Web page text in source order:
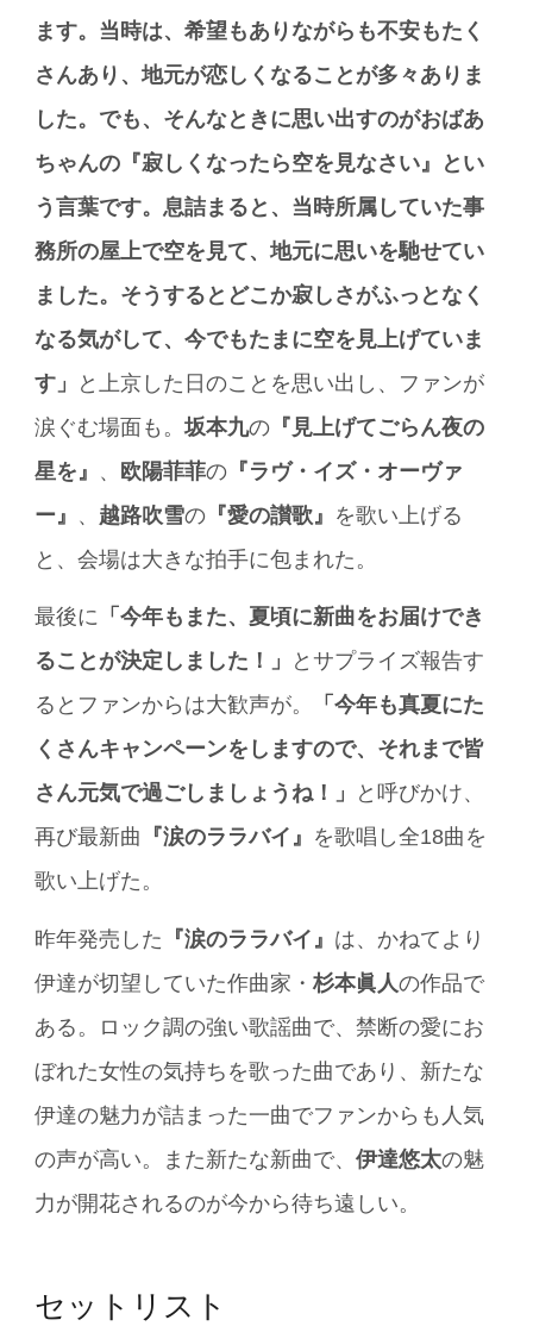
ます。当時は、希望もありながらも不安もたく
さんあり、地元が恋しくなることが多々ありま
した。でも、そんなときに思い出すのがおばあ
ちゃんの『寂しくなったら空を見なさい』とい
う言葉です。息詰まると、当時所属していた事
務所の屋上で空を見て、地元に思いを馳せてい
ました。そうするとどこか寂しさがふっとなく
なる気がして、今でもたまに空を見上げていま
す」
と上京した日のことを思い出し、ファンが
涙ぐむ場面も。坂本九の 『見上げてごらん夜の
星を』 、 欧陽菲菲の 『ラヴ・イズ・オーヴァ
ー』 、 越路吹雪の 『愛の讃歌』 を歌い上げる
と、会場は大きな拍手に包まれた。
最後に 「今年もまた、夏頃に新曲をお届けでき
ることが決定しました！」
とサプライズ報告す
るとファンからは大歓声が。
「今年も真夏にた
くさんキャンペーンをしますので、それまで皆
さん元気で過ごしましょうね！」
と呼びかけ、
再び最新曲
『涙のララバイ』 を歌唱し全18曲を
歌い上げた。
昨年発売した 『涙のララバイ』 は、かねてより
伊達が切望していた作曲家・杉本眞人の作品で
ある。ロック調の強い歌謡曲で、禁断の愛にお
ぼれた女性の気持ちを歌った曲であり、新たな
伊達の魅力が詰まった一曲でファンからも人気
の声が高い。また新たな新曲で、伊達悠太の魅
力が開花されるのが今から待ち遠しい。
セットリスト